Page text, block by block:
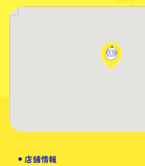
店舗情報